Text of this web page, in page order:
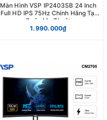
Màn Hình VSP IP2403SB 24 Inch
Full HD IPS 75Hz Chính Hãng Tại
Buôn Ma Thuột
1.990.000₫